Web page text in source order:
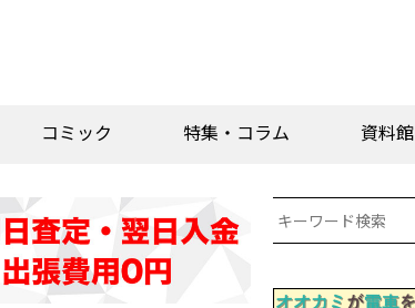
コミック 特集・コラム 資料館